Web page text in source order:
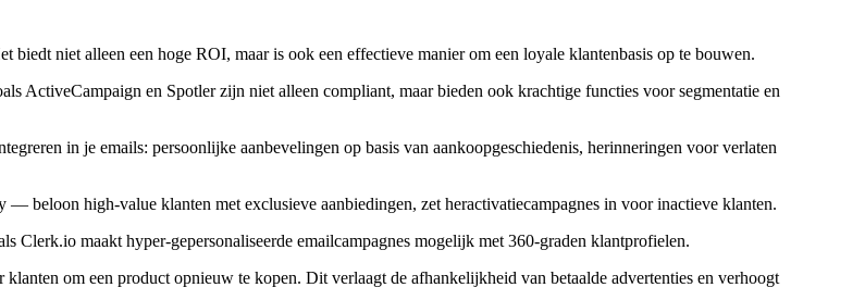
niet alleen een hoge ROI, maar is ook een effectieve manier om een loyale klantenbasis op te bouwen.
ActiveCampaign en Spotler zijn niet alleen compliant, maar bieden ook krachtige functies voor segmentatie en
in je emails: persoonlijke aanbevelingen op basis van aankoopgeschiedenis, herinneringen voor verlaten
— beloon high-value klanten met exclusieve aanbiedingen, zet heractivatiecampagnes in voor inactieve klanten.
Clerk.io maakt hyper-gepersonaliseerde emailcampagnes mogelijk met 360-graden klantprofielen.
klanten om een product opnieuw te kopen. Dit verlaagt de afhankelijkheid van betaalde advertenties en verhoogt